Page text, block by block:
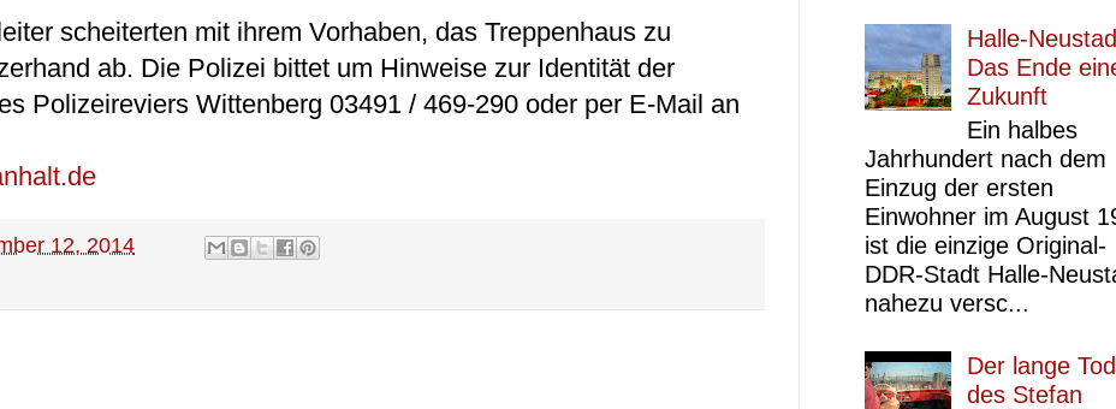
scheiterten mit ihrem Vorhaben, das Treppenhaus zu
ab. Die Polizei bittet um Hinweise zur Identität der
Polizeireviers Wittenberg 03491 / 469-290 oder per E-Mail an
12, 2014
Halle-
Das Ende
Zukunft
Ein halbes
Jahrhundert nach dem
Einzug der ersten
Einwohner im August
ist die einzige Original-
DDR-Stadt Halle-
nahezu versc...
Der lange Tod
des Stefan